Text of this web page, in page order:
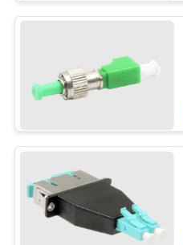
NAMI
AKTUALNOŚCI
PRZYPADKI
SITEMAP